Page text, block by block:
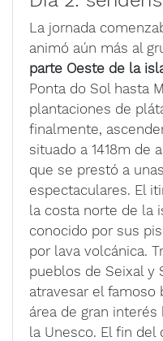
La jornada
animó aún más al
parte Oeste de la
Ponta do Sol hasta
plantaciones de
finalmente,
situado a 1418m de
que se prestó a
espectaculares. El
la costa norte de la
conocido por sus
por lava volcánica.
pueblos de Seixal y
atravesar el famoso
área de gran
la Unesco. El fin del